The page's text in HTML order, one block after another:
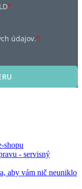
*
údajov.*
shopu
- servisný
aby vám nič neuniklo